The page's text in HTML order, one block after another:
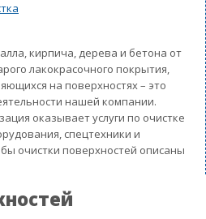
кирпича, дерева и бетона от
лакокрасочного покрытия,
на поверхностях – это
нашей компании.
оказывает услуги по очистке
спецтехники и
очистки поверхностей описаны